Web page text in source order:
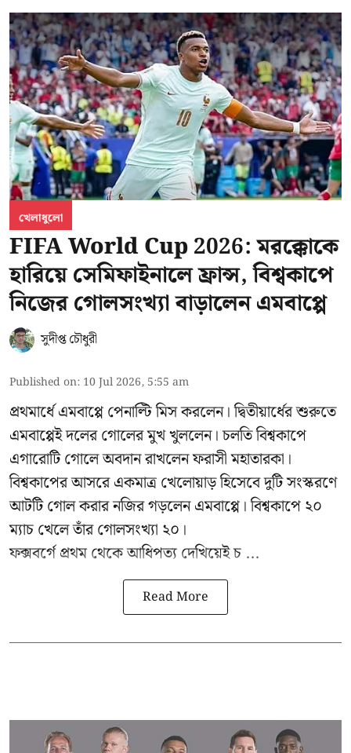
খেলাধুলো
FIFA World Cup 2026: মরক্কোকে
হারিয়ে সেমিফাইনালে ফ্রান্স, বিশ্বকাপে
নিজের গোলসংখ্যা বাড়ালেন এমবাপ্পে
সুদীপ্ত চৌধুরী
Published on: 10 Jul 2026, 5:55 am
প্রথমার্ধে এমবাপ্পে পেনাল্টি মিস করলেন। দ্বিতীয়ার্ধের শুরুতে
এমবাপ্পেই দলের গোলের মুখ খুললেন। চলতি বিশ্বকাপে
এগারোটি গোলে অবদান রাখলেন ফরাসী মহাতারকা।
বিশ্বকাপের আসরে একমাত্র খেলোয়াড় হিসেবে দুটি সংস্করণে
আটটি গোল করারনজির গড়লেন এমবাপ্পে। বিশ্বকাপে ২০
ম্যাচ খেলে তাঁর গোলসংখ্যা ২০।
ফক্সবর্গে প্রথম থেকে আধিপত্য দেখিয়েই চ ...
Read More